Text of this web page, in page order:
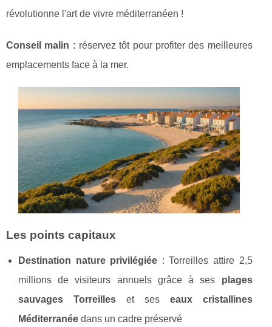
révolutionne l'art de vivre méditerranéen !
Conseil malin : réservez tôt pour profiter des meilleures
emplacements face à la mer.
Les points capitaux
Destination nature privilégiée : Torreilles attire 2,5
millions de visiteurs annuels grâce à ses plages
sauvages Torreilleset ses eaux cristallines
Méditerranée dans un cadre préservé